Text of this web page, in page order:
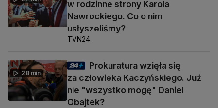
w rodzinne strony Karola
Nawrockiego. Co o nim
usłyszeliśmy?
TVN24
28 min
Prokuratura wzięła się
za człowieka Kaczyńskiego. Już
nie "wszystko mogę" Daniel
Obajtek?